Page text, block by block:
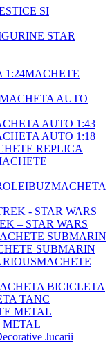
SI
STAR
MACHETE
MACHETA AUTO
AUTO 1:43
AUTO 1:18
REPLICA
MACHETA
– STAR WARS
SUBMARIN
MACHETE
BICICLETA
TANC
METAL